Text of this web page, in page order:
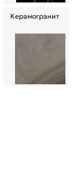
Керамогранит